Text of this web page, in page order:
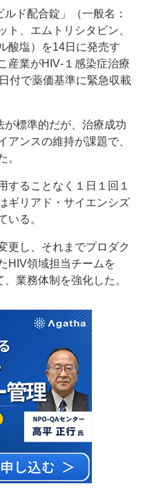
ド配合錠」（一般名：
ト、エムトリシタビン、
酸塩）を14日に発売す
産業がHIV‐１感染症治療
付で薬価基準に緊急収載
標準的だが、治療成功
アンスの維持が課題で、
。
ることなく１日１回１
ギリアド・サイエンシズ
いる。
更し、それまでプロダク
HIV領域担当チームを
業務体制を強化した。